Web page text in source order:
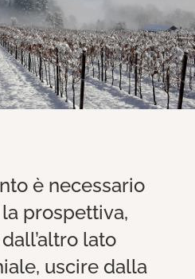
è necessario
prospettiva,
lato
uscire dalla